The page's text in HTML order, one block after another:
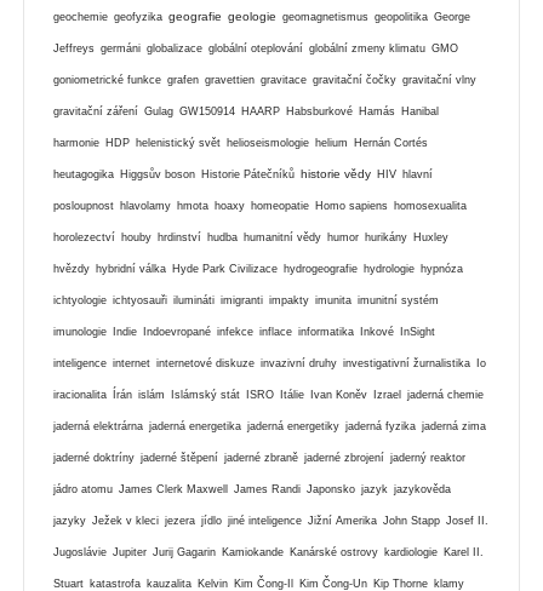
geochemie geofyzika geografie geologie geomagnetismus geopolitika George
Jeffreys germáni globalizace globální oteplování globální zmeny klimatu GMO
goniometrické funkce grafen gravettien gravitace gravitační čočky gravitační vlny
gravitační záření Gulag GW150914 HAARP Habsburkové Hamás Hanibal
harmonie HDP helenistický svět helioseismologie helium Hernán Cortés
heutagogika Higgsův boson Historie Pátečníků historie vědy HIV hlavní
posloupnost hlavolamy hmota hoaxy homeopatie Homo sapiens homosexualita
horolezectví houby hrdinství hudba humanitní vědy humor hurikány Huxley
hvězdy hybridní válka Hyde Park Civilizace hydrogeografie hydrologie hypnóza
ichtyologie ichtyosauři ilumináti imigranti impakty imunita imunitní systém
imunologie Indie Indoevropané infekce inflace informatika Inkové InSight
inteligence internet internetové diskuze invazivní druhy investigativní žurnalistika Io
iracionalita Írán islám Islámský stát ISRO Itálie Ivan Koněv Izrael jaderná chemie
jaderná elektrárna jaderná energetika jaderná energetiky jaderná fyzika jaderná zima
jaderné doktríny jaderné štěpení jaderné zbraně jaderné zbrojení jaderný reaktor
jádro atomu James Clerk Maxwell James Randi Japonsko jazyk jazykověda
jazyky Ježek v kleci jezera jídlo jiné inteligence Jižní Amerika John Stapp Josef II.
Jugoslávie Jupiter Jurij Gagarin Kamiokande Kanárské ostrovy kardiologie Karel II.
Stuart katastrofa kauzalita Kelvin Kim Čong-Il Kim Čong-Un Kip Thorne klamy